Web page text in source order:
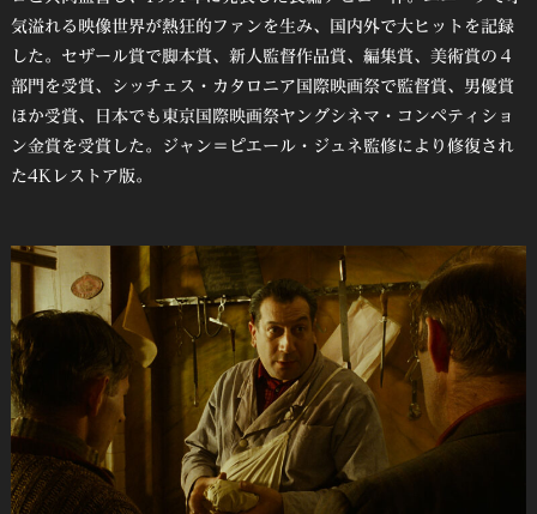
気溢れる映像世界が熱狂的ファンを生み、国内外で大ヒットを記録
した。セザール賞で脚本賞、新人監督作品賞、編集賞、美術賞の４
部門を受賞、シッチェス・カタロニア国際映画祭で監督賞、男優賞
ほか受賞、日本でも東京国際映画祭ヤングシネマ・コンペティショ
ン金賞を受賞した。ジャン＝ピエール・ジュネ監修により修復され
た4Kレストア版。